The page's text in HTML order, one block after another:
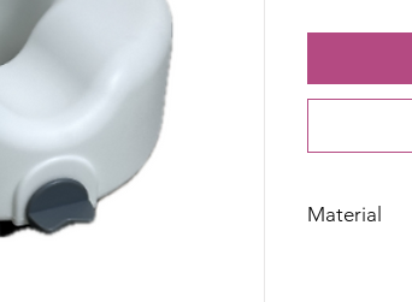
Material